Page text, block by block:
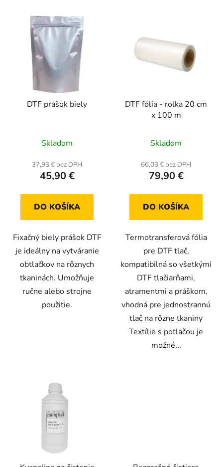
DTF prášok biely
Skladom
37,93 € bez DPH
45,90 €
DO KOŠÍKA
Fixačný biely prášok DTF
je ideálny na vytváranie
obtlačkov na rôznych
tkaninách. Umožňuje
ručne alebo strojne
použitie.
DTF fólia - rolka 20 cm
x 100 m
Skladom
66,03 € bez DPH
79,90 €
DO KOŠÍKA
Termotransferová fólia
pre DTF tlač,
kompatibilná so všetkými
DTF tlačiarňami,
atramentmi a práškom,
vhodná pre jednostrannú
tlač na rôzne tkaniny
Textílie s potlačou je
možné...